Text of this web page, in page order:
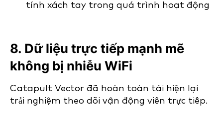
tính xách tay trong quá trình hoạt động
8. Dữ liệu trực tiếp mạnh mẽ
không bị nhiễu WiFi
Catapult Vector đã hoàn toàn tái hiện lại
trải nghiệm theo dõi vận động viên trực tiếp.